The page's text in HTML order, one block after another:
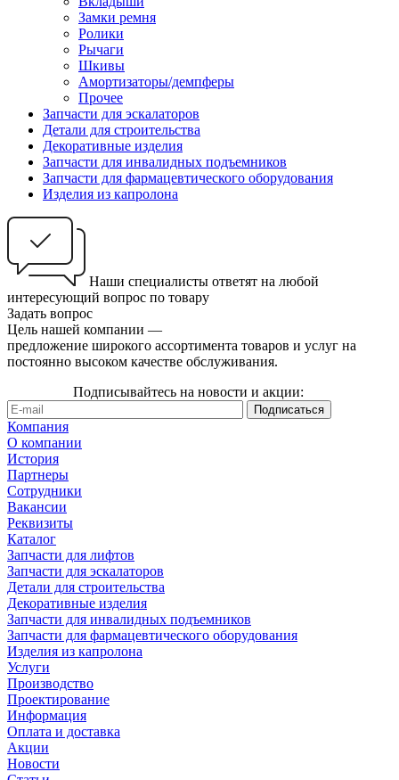
Замки ремня
Ролики
Рычаги
Шкивы
Амортизаторы/демпферы
Прочее
Запчасти для эскалаторов
Детали для строительства
Декоративные изделия
Запчасти для инвалидных подъемников
Запчасти для фармацевтического оборудования
Изделия из капролона
Наши специалисты ответят на любой
интересующий вопрос по товару
Задать вопрос
Цель нашей компании —
предложение широкого ассортимента товаров и услуг на
постоянно высоком качестве обслуживания.
Подписывайтесь на новости и акции:
Компания
О компании
История
Партнеры
Сотрудники
Вакансии
Реквизиты
Каталог
Запчасти для лифтов
Запчасти для эскалаторов
Детали для строительства
Декоративные изделия
Запчасти для инвалидных подъемников
Запчасти для фармацевтического оборудования
Изделия из капролона
Услуги
Производство
Проектирование
Информация
Оплата и доставка
Акции
Новости